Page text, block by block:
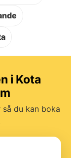
i Kota
du kan boka